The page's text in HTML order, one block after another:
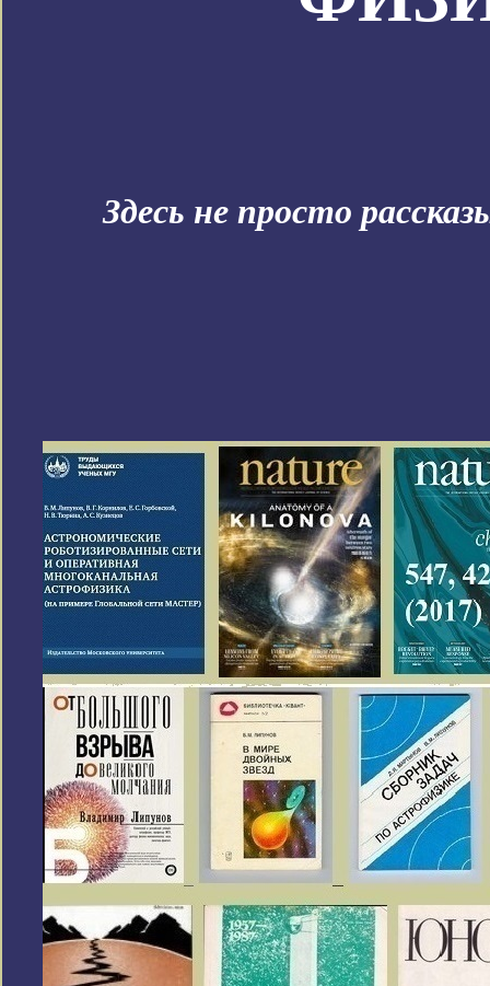
Здесь не просто